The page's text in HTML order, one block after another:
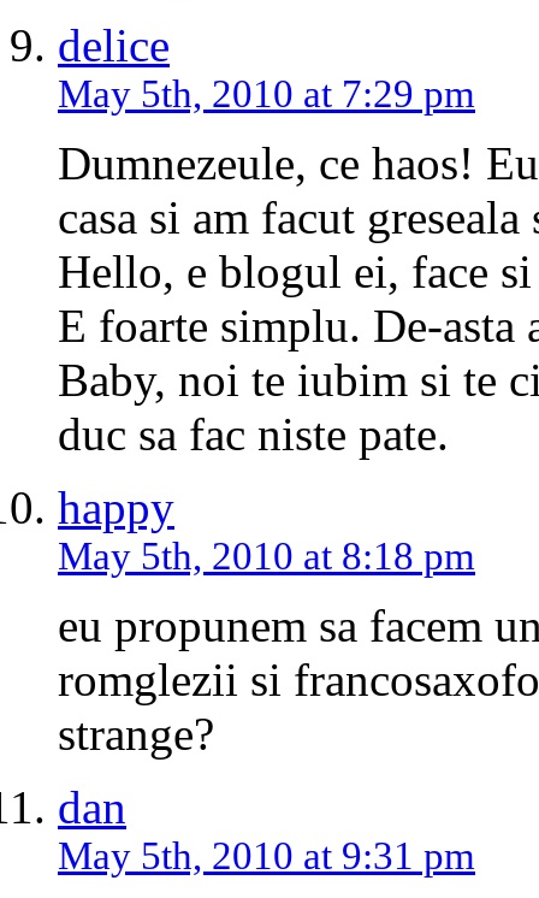
delice
May 5th, 2010 at 7:29 pm
Dumnezeule, ce haos!
casa si am facut
Hello, e blogul ei, face
E foarte simplu. De-asta
Baby, noi te iubim si te
duc sa fac niste pate.
happy
May 5th, 2010 at 8:18 pm
eu propunem sa facem
romglezii si
strange?
dan
May 5th, 2010 at 9:31 pm